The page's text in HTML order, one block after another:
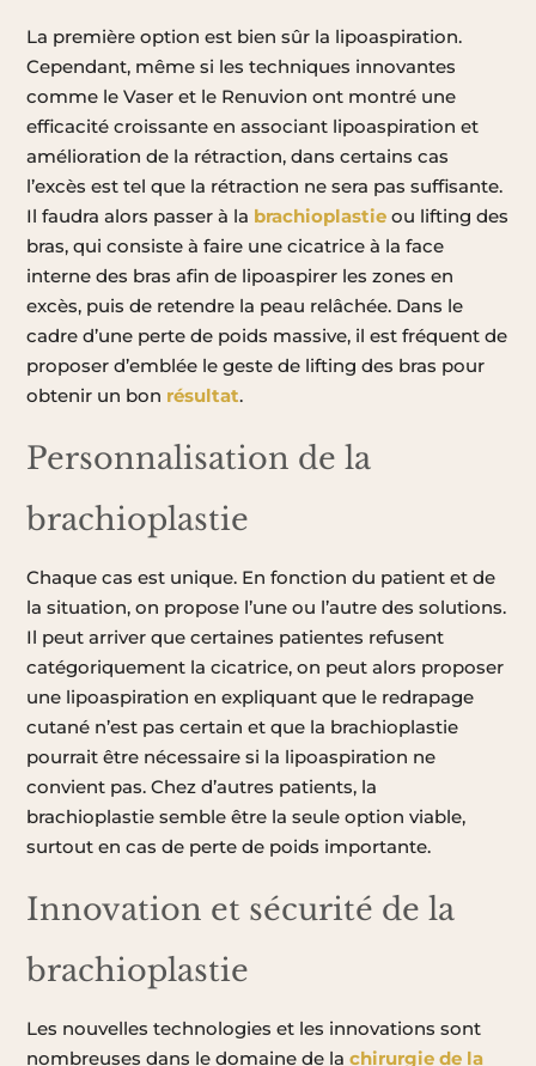
La première option est bien sûr la lipoaspiration.
Cependant, même si les techniques innovantes
comme le Vaser et le Renuvion ont montré une
efficacité croissante en associant lipoaspiration et
amélioration de la rétraction, dans certains cas
l’excès est tel que la rétraction ne sera pas suffisante.
Il faudra alors passer à la brachioplastie ou lifting des
bras, qui consiste à faire une cicatrice à la face
interne des bras afin de lipoaspirer les zones en
excès, puis de retendre la peau relâchée. Dans le
cadre d’une perte de poids massive, il est fréquent de
proposer d’emblée le geste de lifting des bras pour
obtenir un bon résultat.
Personnalisation de la
brachioplastie
Chaque cas est unique. En fonction du patient et de
la situation, on propose l’une ou l’autre des solutions.
Il peut arriver que certaines patientes refusent
catégoriquement la cicatrice, on peut alors proposer
une lipoaspiration en expliquant que le redrapage
cutané n’est pas certain et que la brachioplastie
pourrait être nécessaire si la lipoaspiration ne
convient pas. Chez d’autres patients, la
brachioplastie semble être la seule option viable,
surtout en cas de perte de poids importante.
Innovation et sécurité de la
brachioplastie
Les nouvelles technologies et les innovations sont
nombreuses dans le domaine de lachirurgie de la